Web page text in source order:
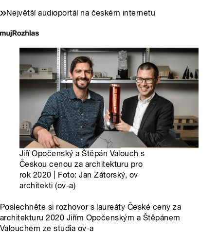
Největší audioportál na českém internetu
Jiří Opočenský a Štěpán Valouch s
Českou cenou za architekturu pro
rok 2020 | Foto: Jan Zátorský, ov
architekti (ov-a)
Poslechněte si rozhovor s laureáty České ceny za
architekturu 2020 Jiřím Opočenským a Štěpánem
Valouchem ze studia ov-a